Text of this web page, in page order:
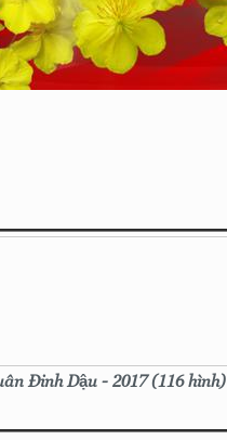
Đinh Dậu - 2017 (116 hình)